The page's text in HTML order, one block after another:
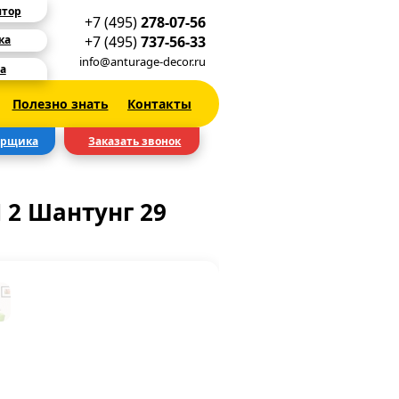
+7 (495)278-07-56
+7 (495)737-56-33
info@anturage-decor.ru
Полезно знать Контакты
Заказать звонок
Шантунг 29